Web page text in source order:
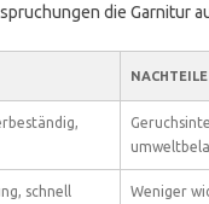
die Garnitur
NACHTEILE
schnell
Weniger